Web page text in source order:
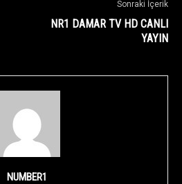
Sonraki İçerik
NR1 DAMAR TV HD CANLI
YAYIN
NUMBER1